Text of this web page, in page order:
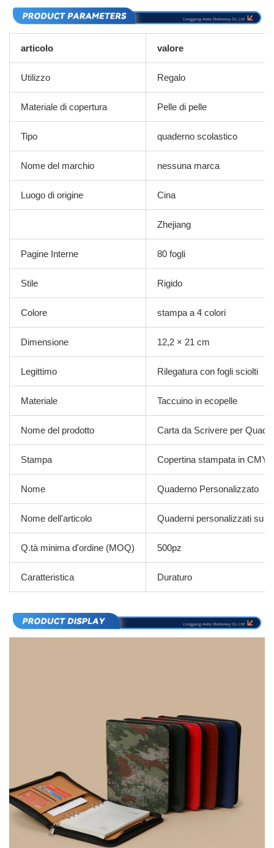
articolo valore
Utilizzo Regalo
Materiale di copertura Pelle di pelle
Tipo quaderno scolastico
Nome del marchio nessuna marca
Luogo di origine Cina
Zhejiang
Pagine Interne 80 fogli
Stile Rigido
Colore stampa a 4 colori
Dimensione 12,2 × 21 cm
Legittimo Rilegatura con fogli sciolti
Materiale Taccuino in ecopelle
Nome del prodotto Carta da Scrivere per
Stampa Copertina stampata in CMYK
Nome Quaderno Personalizzato
Nome dell'articolo Quaderni personalizzati su
Q.tà minima d'ordine (MOQ) 500pz
Caratteristica Duraturo